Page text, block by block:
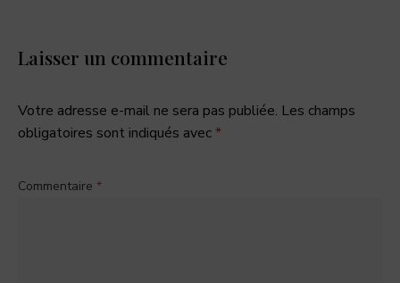
Laisser un commentaire
Votre adresse e-mail ne sera pas publiée. Les champs
obligatoires sont indiqués avec*
Commentaire *